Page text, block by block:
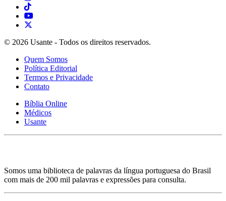
© 2026 Usante - Todos os direitos reservados.
Quem Somos
Política Editorial
Termos e Privacidade
Contato
Bíblia Online
Médicos
Usante
Somos uma biblioteca de palavras da língua portuguesa do Brasil
com mais de 200 mil palavras e expressões para consulta.